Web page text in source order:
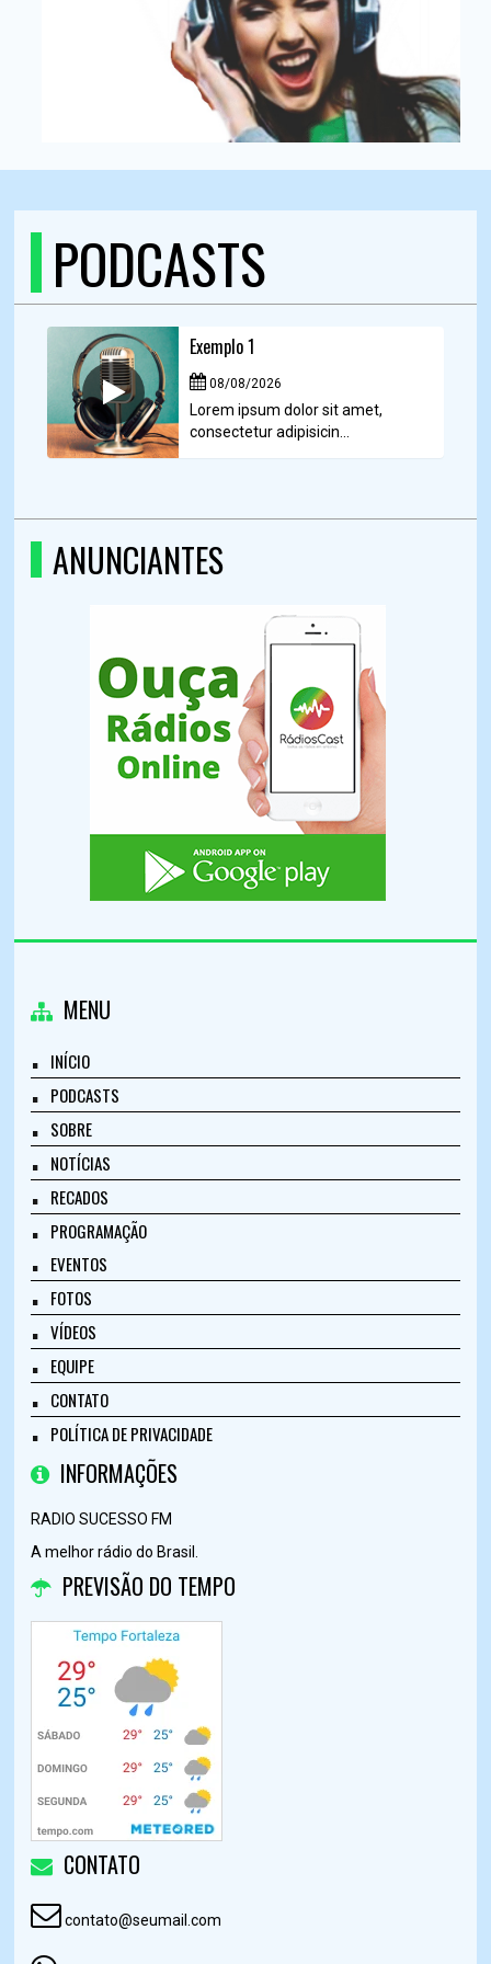
PODCASTS
Exemplo 1
08/08/2026
Lorem ipsum dolor sit amet,
consectetur adipisicin...
ANUNCIANTES
MENU
INÍCIO
PODCASTS
SOBRE
NOTÍCIAS
RECADOS
PROGRAMAÇÃO
EVENTOS
FOTOS
VÍDEOS
EQUIPE
CONTATO
POLÍTICA DE PRIVACIDADE
INFORMAÇÕES
RADIO SUCESSO FM
A melhor rádio do Brasil.
PREVISÃO DO TEMPO
CONTATO
contato@seumail.com